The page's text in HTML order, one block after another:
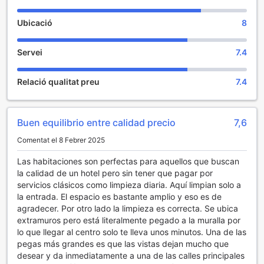
Alda Suite de los Reyes a Toledo ofereix una sèrie
d'instal·lacions de conveniència que faran que la vostra
estada sigui encara més agradable i sense complicacions.
Amb connexió Wi-Fi gratuïta disponible a totes les
família o treballar en línia amb total comoditat. A més, les
zones comunes de l'hotel també compten amb Wi-Fi, la
qual cosa us permetrà navegar per la xarxa mentre gaudiu
Per fer que el vostre registre sigui ràpid i eficient, Alda
Suite de los Reyes ofereix un servei d'express check-
llargues esperes i gaudir de més temps per explorar la
bellesa històrica de Toledo. Amb aquestes instal·lacions
pensades per a la vostra comoditat, la vostra estada a Alda
Suite de los Reyes serà una experiència memorable i sense
estrès.
Instal·lacions de Transport a Alda Suite de los Reyes
Alda Suite de los Reyes ofereix una excel·lent accessibilitat
Ubicació 8
Servei 7.4
Relació qualitat preu 7.4
Buen equilibrio entre calidad precio 7,6
Comentat el 8 Febrer 2025
Las habitaciones son perfectas para aquellos que buscan
la calidad de un hotel pero sin tener que pagar por
servicios clásicos como limpieza diaria. Aquí limpian solo a
la entrada. El espacio es bastante amplio y eso es de
agradecer. Por otro lado la limpieza es correcta. Se ubica
extramuros pero está literalmente pegado a la muralla por
lo que llegar al centro solo te lleva unos minutos. Una de las
pegas más grandes es que las vistas dejan mucho que
desear y da inmediatamente a una de las calles principales